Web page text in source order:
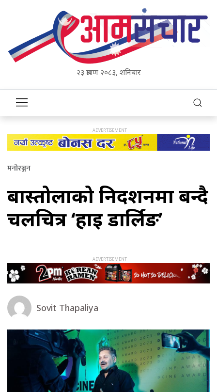
२३ श्रावण २०८३, शनिबार
मनोरञ्जन
बास्तोलाको निर्देशनमा बन्दै
चलचित्र ‘हाइ डार्लिङ’
Sovit Thapaliya